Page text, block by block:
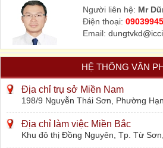
Người liên hệ: Mr
Điện thoại:
Email:
HỆ THỐNG VĂN
Địa chỉ trụ sở Miền Nam
198/9 Nguyễn Thái Sơn, Phường
Địa chỉ làm việc Miền Bắc
Khu đô thị Đồng Nguyên, Tp. Từ